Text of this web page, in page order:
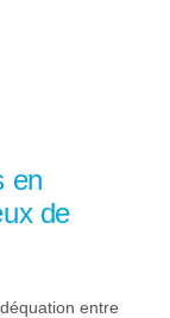
en
de
entre